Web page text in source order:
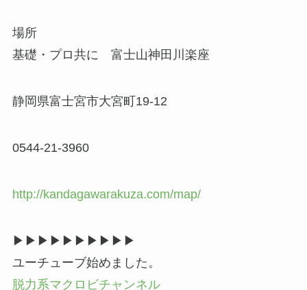
場所
基礎・プロ共に 富士山神田川楽座
静岡県富士宮市大宮町19-12
0544-21-3960
http://kandagawarakuza.com/map/
▶▶︎▶︎▶▶︎▶︎▶▶︎▶︎▶
ユーチューブ始めました。
脱力系マクロビチャンネル